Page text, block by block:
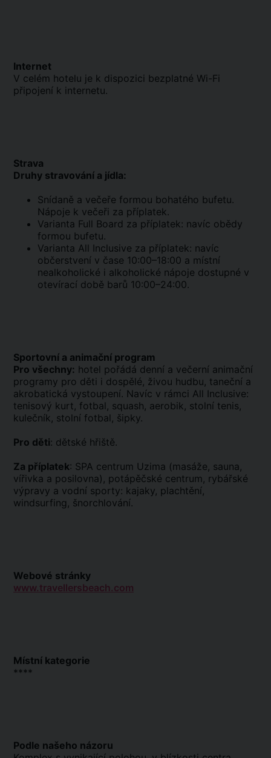
Internet
V celém hotelu je k dispozici bezplatné Wi-Fi
připojení k internetu.
Strava
Druhy stravování a jídla:
Snídaně a večeře formou bohatého bufetu.
Nápoje k večeři za příplatek.
Varianta Full Board za příplatek: navíc obědy
formou bufetu.
Varianta All Inclusive za příplatek: navíc
občerstvení v čase 10:00–18:00 a místní
nealkoholické i alkoholické nápoje dostupné v
otevírací době barů 10:00–24:00.
Sportovní a animační program
Pro všechny: hotel pořádá denní a večerní animační
programy pro děti i dospělé, živou hudbu, taneční a
akrobatická vystoupení. Navíc v rámci All Inclusive:
tenisový kurt, fotbal, squash, aerobik, stolní tenis,
kulečník, stolní fotbal, šipky.
Pro děti: dětské hřiště.
Za příplatek: SPA centrum Uzima (masáže, sauna,
vířivka a posilovna), potápěčské centrum, rybářské
výpravy a vodní sporty: kajaky, plachtění,
windsurfing, šnorchlování.
Webové stránky
www.travellersbeach.com
Místní kategorie
****
Podle našeho názoru